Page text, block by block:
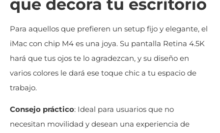
que decora tu escritorio
Para aquellos que prefieren un setup fijo y elegante, el
iMac con chip M4 es una joya. Su pantalla Retina 4.5K
hará que tus ojos te lo agradezcan, y su diseño en
varios colores le dará ese toque chic a tu espacio de
trabajo.
Consejo práctico: Ideal para usuarios que no
necesitan movilidad y desean una experiencia de